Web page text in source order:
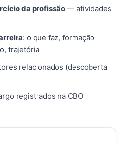
da profissão — atividades
: o que faz, formação
trajetória
relacionados (descoberta
registrados na CBO